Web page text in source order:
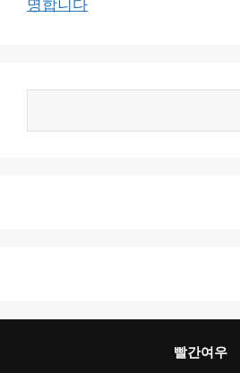
명합니다
빨간여우